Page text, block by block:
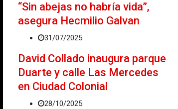
“Sin abejas no habría vida”,
asegura Hecmilio Galvan
31/07/2025
David Collado inaugura parque
Duarte y calle Las Mercedes
en Ciudad Colonial
28/10/2025